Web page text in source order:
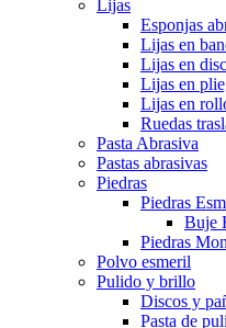
Lijas
Esponjas
Lijas en
Lijas en
Lijas en
Lijas en
Ruedas
Pasta Abrasiva
Pastas abrasivas
Piedras
Piedras
Buje
Piedras
Polvo esmeril
Pulido y brillo
Discos y
Pasta de